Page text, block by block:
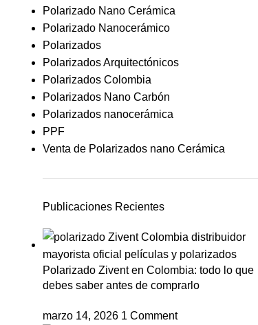
Polarizado Nano Cerámica
Polarizado Nanocerámico
Polarizados
Polarizados Arquitectónicos
Polarizados Colombia
Polarizados Nano Carbón
Polarizados nanocerámica
PPF
Venta de Polarizados nano Cerámica
Publicaciones Recientes
Polarizado Zivent en Colombia: todo lo que
debes saber antes de comprarlo
marzo 14, 2026 1 Comment